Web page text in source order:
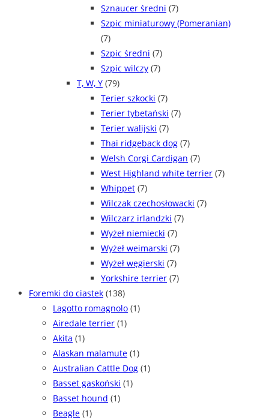
Sznaucer średni (7)
Szpic miniaturowy (Pomeranian)
(7)
Szpic średni (7)
Szpic wilczy (7)
T, W, Y (79)
Terier szkocki (7)
Terier tybetański (7)
Terier walijski (7)
Thai ridgeback dog (7)
Welsh Corgi Cardigan (7)
West Highland white terrier (7)
Whippet (7)
Wilczak czechosłowacki (7)
Wilczarz irlandzki (7)
Wyżeł niemiecki (7)
Wyżeł weimarski (7)
Wyżeł węgierski (7)
Yorkshire terrier (7)
Foremki do ciastek (138)
Lagotto romagnolo (1)
Airedale terrier (1)
Akita (1)
Alaskan malamute (1)
Australian Cattle Dog (1)
Basset gaskoński (1)
Basset hound (1)
Beagle (1)